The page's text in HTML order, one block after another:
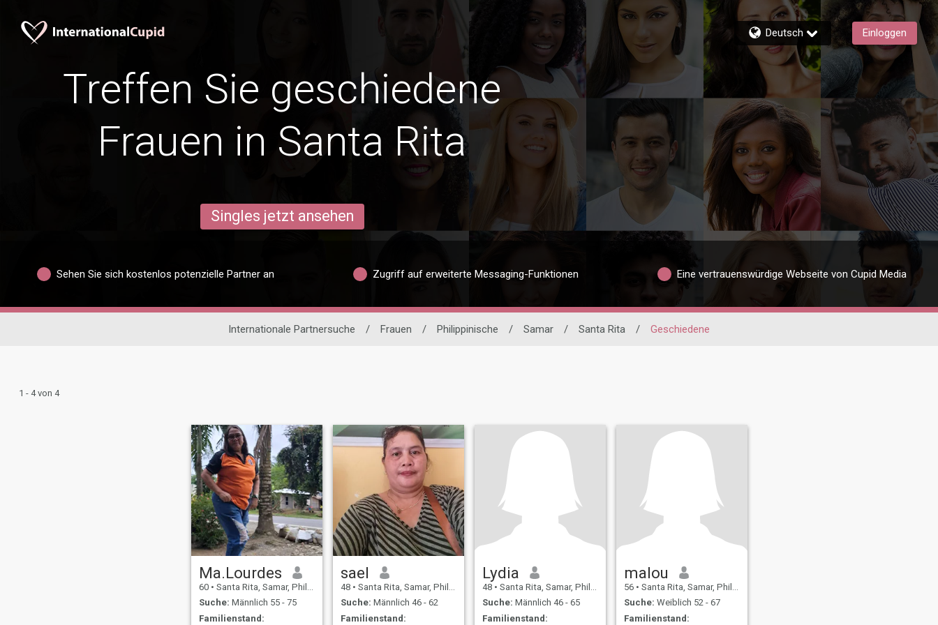
Deutsch Einloggen
Treffen Sie geschiedene
Frauen in Santa Rita
Singles jetzt ansehen
Sehen Sie sich kostenlos potenzielle Partner an Zugriff auf erweiterte Messaging-Funktionen Eine vertrauenswürdige Webseite von Cupid Media
Internationale Partnersuche / Frauen / Philippinische / Samar / Santa Rita / Geschiedene
1 - 4 von 4
Ma.Lourdes
60 • Santa Rita, Samar, Philippinen
Suche: Männlich 55 - 75
Familienstand:
sael
48 • Santa Rita, Samar, Philippinen
Suche: Männlich 46 - 62
Familienstand:
Lydia
48 • Santa Rita, Samar, Philippinen
Suche: Männlich 46 - 65
Familienstand:
malou
56 • Santa Rita, Samar, Philippinen
Suche: Weiblich 52 - 67
Familienstand: